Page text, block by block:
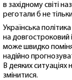
в західному світі
реготали б не
Українська
на довгостроковий
може швидко
надійно
В деяких ситуаціях
змінитися.